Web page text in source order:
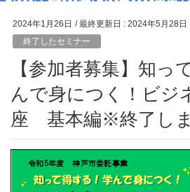
2024年1月26日 / 最終更新日 : 2024年5月28日
終了したセミナー
【参加者募集】知って得する！学
んで身につく！ビジ
座 基本編※終了し